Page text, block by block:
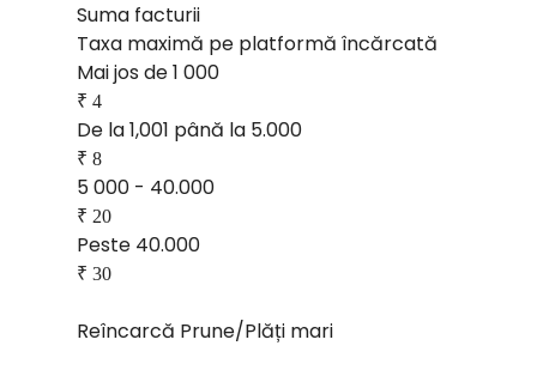
Suma facturii
Taxa maximă pe platformă încărcată
Mai jos de 1 000
₹ 4
De la 1,001 până la 5.000
₹ 8
5 000 - 40.000
₹ 20
Peste 40.000
₹ 30
Reîncarcă Prune/Plăți mari